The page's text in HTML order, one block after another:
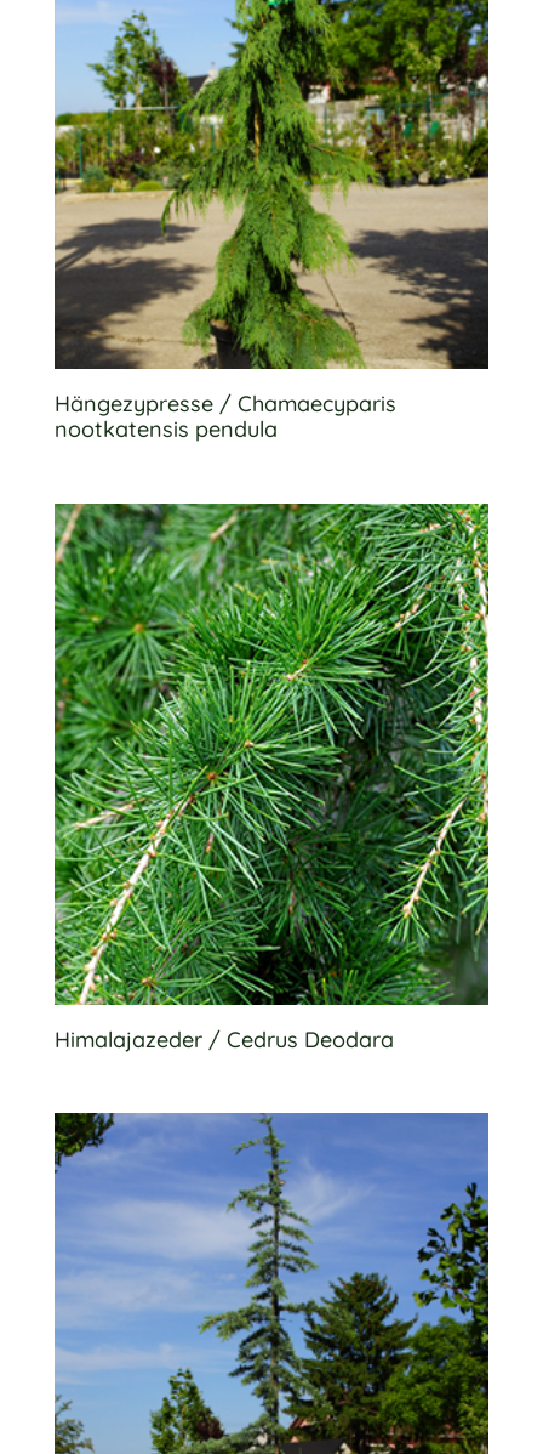
Hängezypresse / Chamaecyparis
nootkatensis pendula
Himalajazeder / Cedrus Deodara